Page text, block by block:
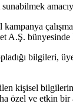
A.Ş. bünyesinde
bilgileri,
kişisel
özel ve etkin